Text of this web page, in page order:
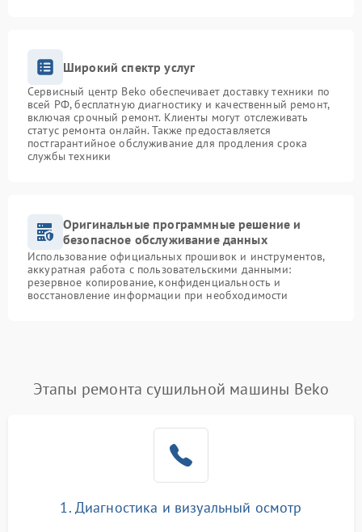
Широкий спектр услуг
Сервисный центр Beko обеспечивает доставку техники по
всей РФ, бесплатную диагностику и качественный ремонт,
включая срочный ремонт. Клиенты могут отслеживать
статус ремонта онлайн. Также предоставляется
постгарантийное обслуживание для продления срока
службы техники
Оригинальные программные решение и
безопасное обслуживание данных
Использование официальных прошивок и инструментов,
аккуратная работа с пользовательскими данными:
резервное копирование, конфиденциальность и
восстановление информации при необходимости
Этапы ремонта сушильной машины Beko
1. Диагностика и визуальный осмотр